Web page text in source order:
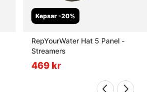
Kepsar -20%
RepYourWater Hat 5 Panel -
Streamers
469 kr